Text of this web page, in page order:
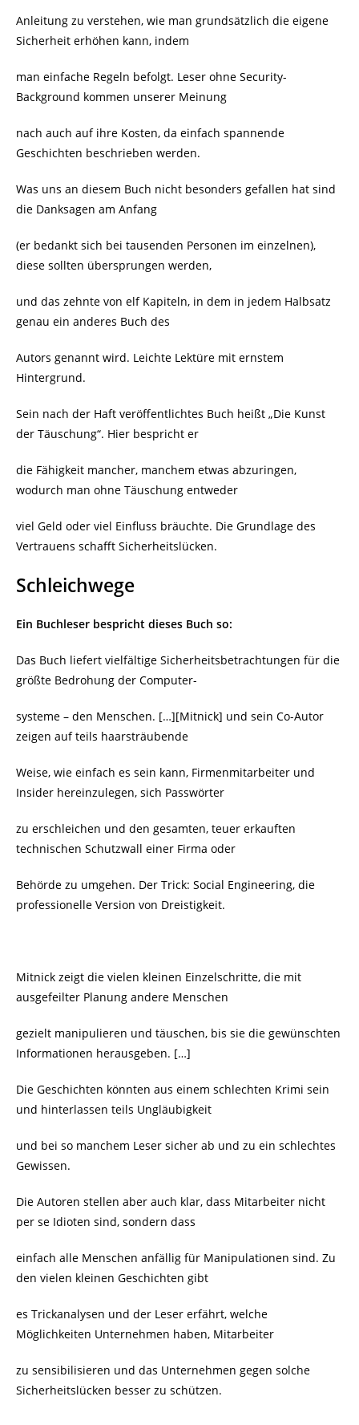
Anleitung zu verstehen, wie man grundsätzlich die eigene
Sicherheit erhöhen kann, indem
man einfache Regeln befolgt. Leser ohne Security-
Background kommen unserer Meinung
nach auch auf ihre Kosten, da einfach spannende
Geschichten beschrieben werden.
Was uns an diesem Buch nicht besonders gefallen hat sind
die Danksagen am Anfang
(er bedankt sich bei tausenden Personen im einzelnen),
diese sollten übersprungen werden,
und das zehnte von elf Kapiteln, in dem in jedem Halbsatz
genau ein anderes Buch des
Autors genannt wird. Leichte Lektüre mit ernstem
Hintergrund.
Sein nach der Haft veröffentlichtes Buch heißt „Die Kunst
der Täuschung“. Hier bespricht er
die Fähigkeit mancher, manchem etwas abzuringen,
wodurch man ohne Täuschung entweder
viel Geld oder viel Einfluss bräuchte. Die Grundlage des
Vertrauens schafft Sicherheitslücken.
Schleichwege
Ein Buchleser bespricht dieses Buch so:
Das Buch liefert vielfältige Sicherheitsbetrachtungen für die
größte Bedrohung der Computer-
systeme – den Menschen. […][Mitnick] und sein Co-Autor
zeigen auf teils haarsträubende
Weise, wie einfach es sein kann, Firmenmitarbeiter und
Insider hereinzulegen, sich Passwörter
zu erschleichen und den gesamten, teuer erkauften
technischen Schutzwall einer Firma oder
Behörde zu umgehen. Der Trick: Social Engineering, die
professionelle Version von Dreistigkeit.
Mitnick zeigt die vielen kleinen Einzelschritte, die mit
ausgefeilter Planung andere Menschen
gezielt manipulieren und täuschen, bis sie die gewünschten
Informationen herausgeben. […]
Die Geschichten könnten aus einem schlechten Krimi sein
und hinterlassen teils Ungläubigkeit
und bei so manchem Leser sicher ab und zu ein schlechtes
Gewissen.
Die Autoren stellen aber auch klar, dass Mitarbeiter nicht
per se Idioten sind, sondern dass
einfach alle Menschen anfällig für Manipulationen sind. Zu
den vielen kleinen Geschichten gibt
es Trickanalysen und der Leser erfährt, welche
Möglichkeiten Unternehmen haben, Mitarbeiter
zu sensibilisieren und das Unternehmen gegen solche
Sicherheitslücken besser zu schützen.